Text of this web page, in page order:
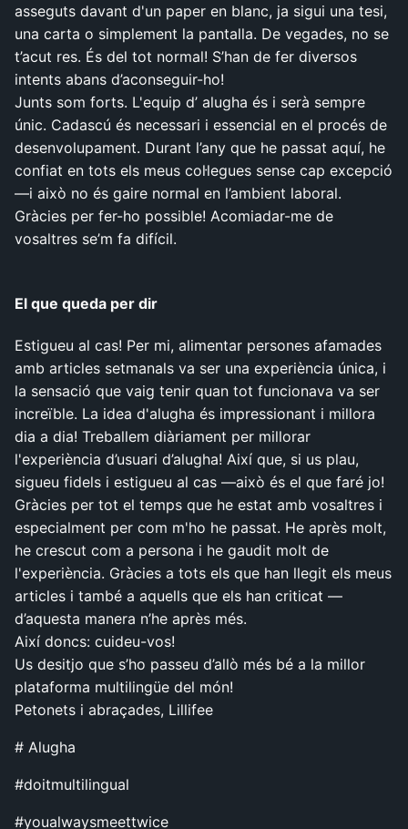
asseguts davant d'un paper en blanc, ja sigui una tesi,
una carta o simplement la pantalla. De vegades, no se
t’acut res. És del tot normal! S’han de fer diversos
intents abans d’aconseguir-ho!
Junts som forts. L'equip d’ alugha és i serà sempre
únic. Cadascú és necessari i essencial en el procés de
desenvolupament. Durant l’any que he passat aquí, he
confiat en tots els meus col·legues sense cap excepció
—i això no és gaire normal en l’ambient laboral.
Gràcies per fer-ho possible! Acomiadar-me de
vosaltres se’m fa difícil.
El que queda per dir
Estigueu al cas! Per mi, alimentar persones afamades
amb articles setmanals va ser una experiència única, i
la sensació que vaig tenir quan tot funcionava va ser
increïble. La idea d'alugha és impressionant i millora
dia a dia! Treballem diàriament per millorar
l'experiència d’usuari d’alugha! Així que, si us plau,
sigueu fidels i estigueu al cas —això és el que faré jo!
Gràcies per tot el temps que he estat amb vosaltres i
especialment per com m'ho he passat. He après molt,
he crescut com a persona i he gaudit molt de
l'experiència. Gràcies a tots els que han llegit els meus
articles i també a aquells que els han criticat —
d’aquesta manera n’he après més.
Així doncs: cuideu-vos!
Us desitjo que s’ho passeu d’allò més bé a la millor
plataforma multilingüe del món!
Petonets i abraçades, Lillifee
# Alugha
#doitmultilingual
#youalwaysmeettwice